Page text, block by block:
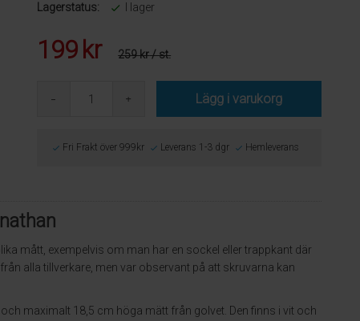
Lagerstatus: I lager
199 kr 259 kr/ st.
Lägg i varukorg
Fri Frakt över 999kr Leverans 1-3 dgr Hemleverans
mått, exempelvis om man har en sockel eller trappkant där
alla tillverkare, men var observant på att skruvarna kan
maximalt 18,5 cm höga mätt från golvet. Den finns i vit och